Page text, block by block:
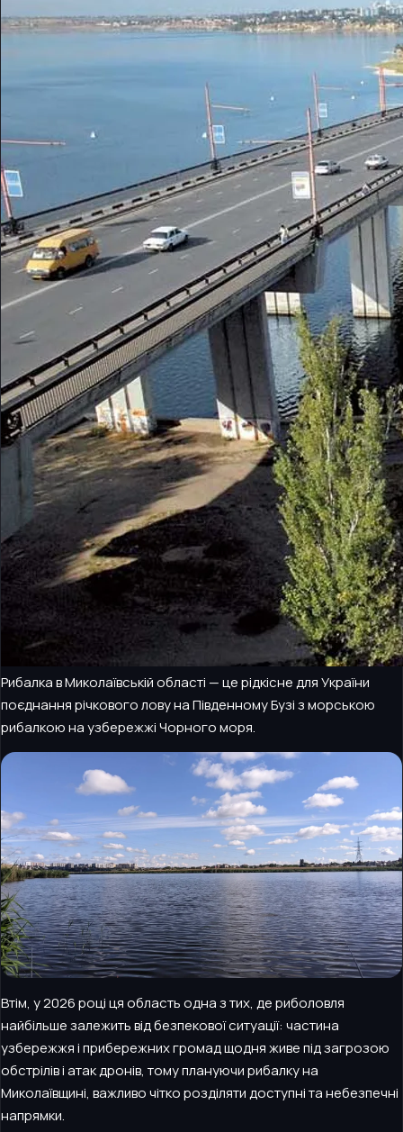
Рибалка в Миколаївській області — це рідкісне для України
поєднання річкового лову на Південному Бузі з морською
рибалкою на узбережжі Чорного моря.
Втім, у 2026 році ця область одна з тих, де риболовля
найбільше залежить від безпекової ситуації: частина
узбережжя і прибережних громад щодня живе під загрозою
обстрілів і атак дронів, тому плануючи рибалку на
Миколаївщині, важливо чітко розділяти доступні та небезпечні
напрямки.